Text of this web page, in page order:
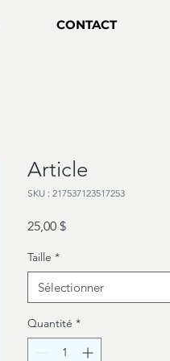
CONTACT
Article
SKU : 217537123517253
25,00 $Prix
Taille *
Sélectionner
Quantité *